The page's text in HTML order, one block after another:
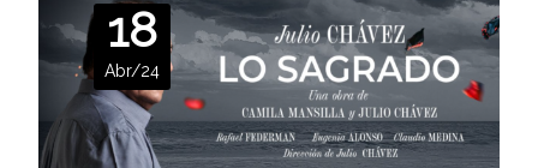
18
Abr/24